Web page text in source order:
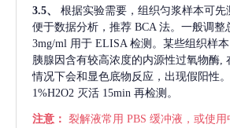
3.5、 根据实验需要，组织匀浆样本可先
便于数据分析，推荐 BCA 法。一般调整
3mg/ml 用于 ELISA 检测。某些组织样本
胰腺因含有较高浓度的内源性过氧物酶,
情况下会和显色底物反应，出现假阳性
1%H2O2 灭活 15min 再检测。
注意： 裂解液常用 PBS 缓冲液，或使